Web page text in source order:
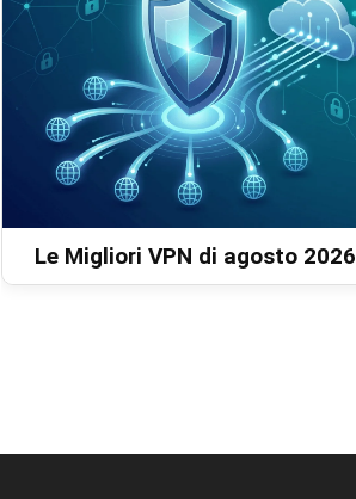
Le Migliori VPN di agosto 2026